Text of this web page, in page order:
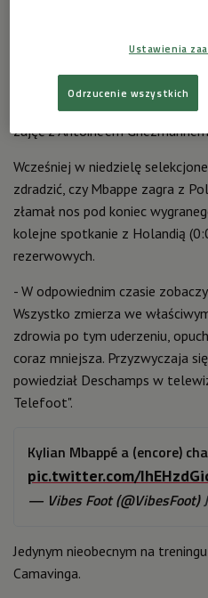
Euro 2024. Francja -
Mbappe wbiegł na murawę
zajęć z Antoine'em
Wcześniej w niedzielę
zdradzić, czy Mbappe zagra z
złamał nos pod koniec
kolejne spotkanie z Holandią
rezerwowych.
- W odpowiednim czasie
Wszystko zmierza we
zdrowia po tym uderzeniu,
coraz mniejsza. Przyzwyczaja
powiedział Deschamps w
Telefoot".
Kylian Mbappé a (encore)
pic.twitter.com/
— Vibes Foot (@VibesFoot)
Jedynym nieobecnym na
Camavinga.
Ustawienia
Odrzucenie wszystkich